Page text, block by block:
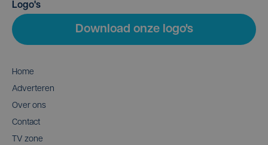
Logo's
Download onze logo's
Home
Adverteren
Over ons
Contact
TV zone